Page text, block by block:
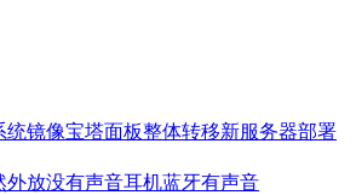
统镜像宝塔面板整体转移新服务器部署
外放没有声音耳机蓝牙有声音